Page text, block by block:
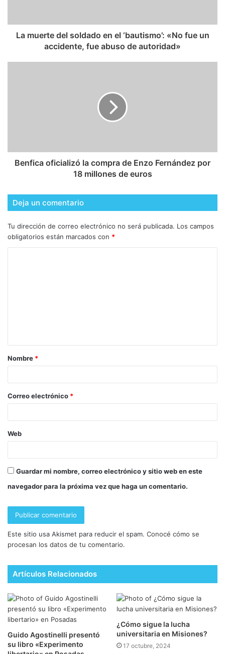
La muerte del soldado en el ‘bautismo’: «No fue un
accidente, fue abuso de autoridad»
Benfica oficializó la compra de Enzo Fernández por
18 millones de euros
Deja un comentario
Tu dirección de correo electrónico no será publicada. Los campos
obligatorios están marcados con *
Nombre *
Correo electrónico *
Web
Guardar mi nombre, correo electrónico y sitio web en este
navegador para la próxima vez que haga un comentario.
Este sitio usa Akismet para reducir el spam. Conocé cómo se
procesan los datos de tu comentario.
Artículos Relacionados
Guido Agostinelli presentó
su libro «Experimento
¿Cómo sigue la lucha
universitaria en Misiones?
17 octubre, 2024